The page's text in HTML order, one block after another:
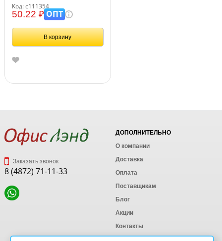
основании, 111354.
Код: с111354
50.22 ₽ОПТ
В корзину
Заказать звонок
8 (4872) 71-11-33
ДОПОЛНИТЕЛЬНО
О компании
Доставка
Оплата
Поставщикам
Блог
Акции
Контакты